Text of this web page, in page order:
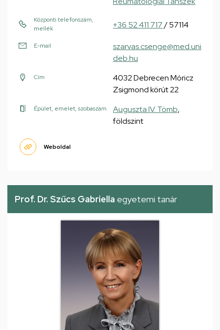
Központi telefonszám,
mellék
+36 52 411 717/ 57114
E-mail
szarvas.csenge@med.uni
deb.hu
Cím
4032 Debrecen Móricz
Zsigmond körút 22
Épület, emelet, szobaszám Auguszta IV. Tömb,
földszint
Weboldal
Prof. Dr. Szűcs Gabriella egyetemi tanár